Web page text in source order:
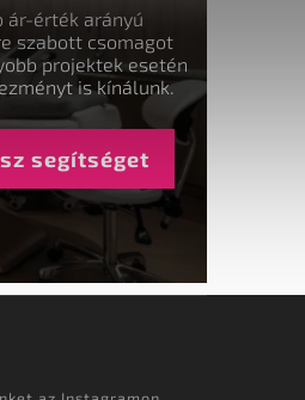
ár-érték arányú
szabott csomagot
projektek esetén
is kínálunk.
segítséget